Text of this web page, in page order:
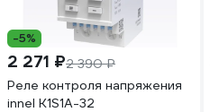
-5%
2 271 ₽2 390 ₽
Реле контроля напряжения
innel K1S1A-32